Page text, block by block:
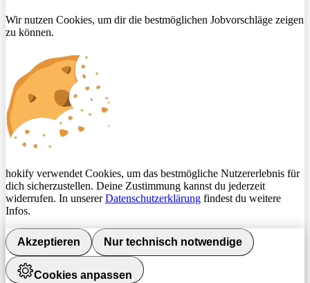
Wir nutzen Cookies, um dir die bestmöglichen Jobvorschläge zeigen
zu können.
hokify verwendet Cookies, um das bestmögliche Nutzererlebnis für
dich sicherzustellen. Deine Zustimmung kannst du jederzeit
widerrufen. In unsererDatenschutzerklärung findest du weitere
Infos.
Akzeptieren Nur technisch notwendige
Cookies anpassen